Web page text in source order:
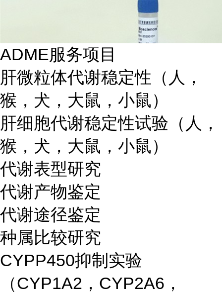
ADME服务项目
肝微粒体代谢稳定性（人，
猴，犬，大鼠，小鼠）
肝细胞代谢稳定性试验（人，
猴，犬，大鼠，小鼠）
代谢表型研究
代谢产物鉴定
代谢途径鉴定
种属比较研究
CYPP450抑制实验
（CYP1A2，CYP2A6，